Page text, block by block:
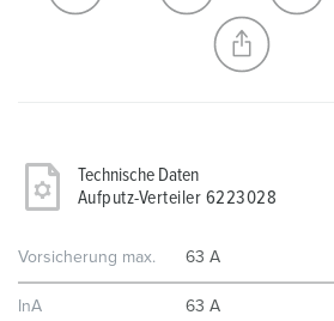
Technische Daten
Aufputz-Verteiler 6223028
Vorsicherung max. 63 A
InA 63 A